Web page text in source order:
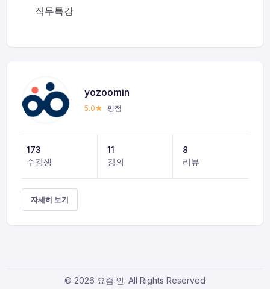
직무특강
yozoomin
5.0 평점
173
수강생
11
강의
8
리뷰
자세히 보기
© 2026 요즘:인. All Rights Reserved